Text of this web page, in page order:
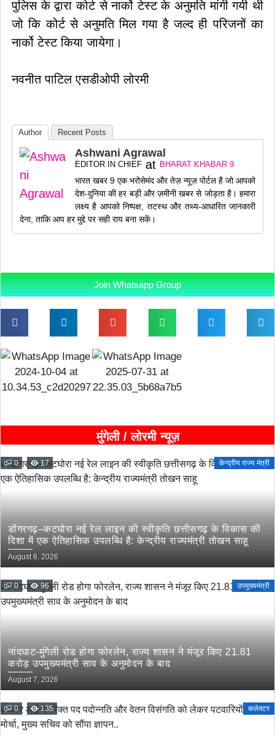
पुलिस के द्वारा कोर्ट से नार्को टेस्ट के अनुमति मांगी गयी थी
जो कि कोर्ट से अनुमति मिल गया है जल्द ही परिजनों का
नार्को टेस्ट किया जायेगा।
नवनीत पाटिल एसडीओपी लोरमी
Author Recent Posts
Ashwani Agrawal
EDITOR IN CHIEF at BHARAT KHABAR 9
भारत खबर 9 एक भरोसेमंद और तेज़ न्यूज़ पोर्टल है जो आपको
देश-दुनिया की हर बड़ी और ज़मीनी खबर से जोड़ता है। हमारा
लक्ष्य है आपको निष्पक्ष, तटस्थ और तथ्य-आधारित जानकारी
देना, ताकि आप हर मुद्दे पर सही राय बना सकें।
Join Whatsapp Group
मुंगेली / लोरमी न्यूज़
0 17 केन्द्रीय राज्य मंत्री
डोंगरगढ़–कटघोरा नई रेल लाइन की स्वीकृति छत्तीसगढ़ के विकास की
दिशा में एक ऐतिहासिक उपलब्धि है: केन्द्रीय राज्यमंत्री तोखन साहू
August 8, 2026
0 96 उपमुख्यमंत्री
नांदघाट-मुंगेली रोड होगा फोरलेन, राज्य शासन ने मंजूर किए 21.81
करोड़ उपमुख्यमंत्री साव के अनुमोदन के बाद
August 7, 2026
0 135 कलेक्टर